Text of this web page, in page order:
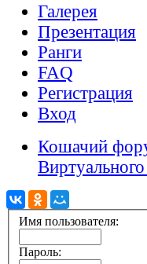
Галерея
Презентация
Ранги
FAQ
Регистрация
Вход
Кошачий
Имя пользователя:
Пароль: